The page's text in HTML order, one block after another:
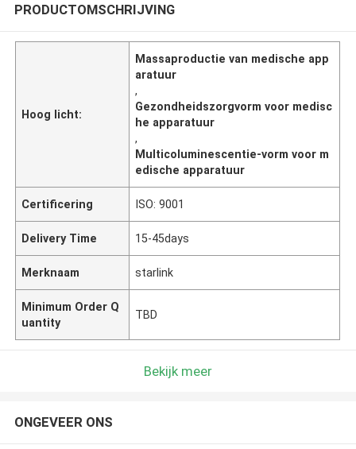
PRODUCTOMSCHRIJVING
Hoog licht:
Massaproductie van medische app
aratuur
,
Gezondheidszorgvorm voor medisc
he apparatuur
,
Multicoluminescentie-vorm voor m
edische apparatuur
Certificering ISO: 9001
Delivery Time 15-45days
Merknaam starlink
Minimum Order Q
uantity
TBD
Bekijk meer
ONGEVEER ONS